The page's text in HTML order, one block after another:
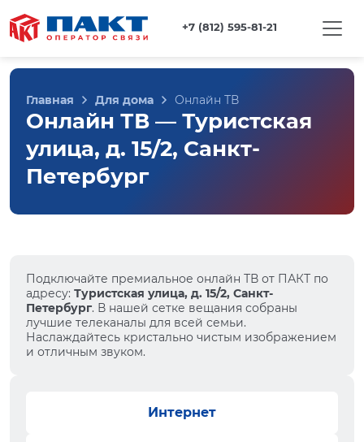
+7 (812) 595-81-21
Главная Для дома Онлайн ТВ
Онлайн ТВ — Туристская
улица, д. 15/2, Санкт-
Петербург
Подключайте премиальное онлайн ТВ от ПАКТ по
адресу: Туристская улица, д. 15/2, Санкт-
Петербург. В нашей сетке вещания собраны
лучшие телеканалы для всей семьи.
Наслаждайтесь кристально чистым изображением
и отличным звуком.
Интернет